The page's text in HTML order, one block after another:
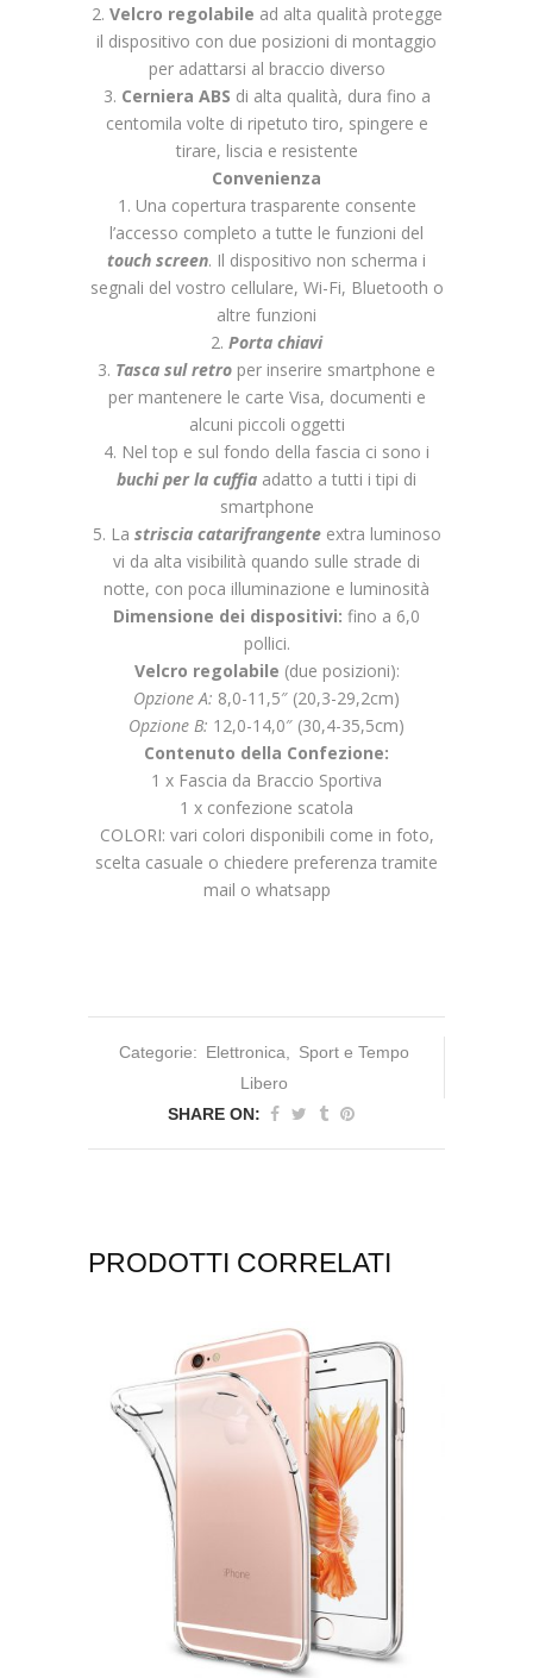
2. Velcro regolabile ad alta qualità protegge
il dispositivo con due posizioni di montaggio
per adattarsi al braccio diverso
3. Cerniera ABS di alta qualità, dura fino a
centomila volte di ripetuto tiro, spingere e
tirare, liscia e resistente
Convenienza
1. Una copertura trasparente consente
l’accesso completo a tutte le funzioni del
touch screen. Il dispositivo non scherma i
segnali del vostro cellulare, Wi-Fi, Bluetooth o
altre funzioni
2. Porta chiavi
3. Tasca sul retro per inserire smartphone e
per mantenere le carte Visa, documenti e
alcuni piccoli oggetti
4. Nel top e sul fondo della fascia ci sono i
buchi per la cuffia adatto a tutti i tipi di
smartphone
5. La striscia catarifrangente extra luminoso
vi da alta visibilità quando sulle strade di
notte, con poca illuminazione e luminosità
Dimensione dei dispositivi: fino a 6,0
pollici.
Velcro regolabile (due posizioni):
Opzione A: 8,0-11,5″ (20,3-29,2cm)
Opzione B: 12,0-14,0″ (30,4-35,5cm)
Contenuto della Confezione:
1 x Fascia da Braccio Sportiva
1 x confezione scatola
COLORI: vari colori disponibili come in foto,
scelta casuale o chiedere preferenza tramite
mail o whatsapp
Categorie: Elettronica
Sport e Tempo
Libero
SHARE ON:
PRODOTTI CORRELATI